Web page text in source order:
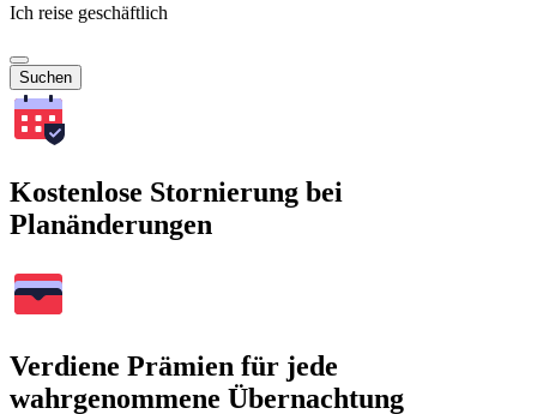
Ich reise geschäftlich
Suchen
Kostenlose Stornierung bei
Planänderungen
Verdiene Prämien für jede
wahrgenommene Übernachtung